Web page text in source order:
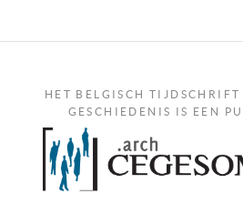
HET BELGISCH
GESCHIEDENIS IS EEN